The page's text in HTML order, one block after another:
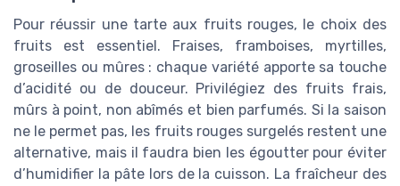
Pour réussir une tarte aux fruits rouges, le choix des
fruits est essentiel. Fraises, framboises, myrtilles,
groseilles ou mûres : chaque variété apporte sa touche
d’acidité ou de douceur. Privilégiez des fruits frais,
mûrs à point, non abîmés et bien parfumés. Si la saison
ne le permet pas, les fruits rouges surgelés restent une
alternative, mais il faudra bien les égoutter pour éviter
d’humidifier la pâte lors de la cuisson. La fraîcheur des